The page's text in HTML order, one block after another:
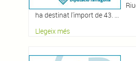
ha destinat l'import de 43. ...
Llegeix més